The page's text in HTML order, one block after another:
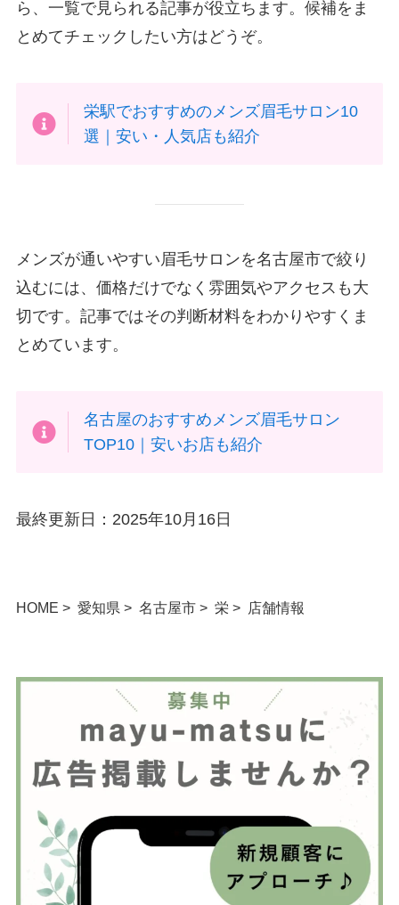
ら、一覧で見られる記事が役立ちます。候補をま
とめてチェックしたい方はどうぞ。
栄駅でおすすめのメンズ眉毛サロン10
選｜安い・人気店も紹介
メンズが通いやすい眉毛サロンを名古屋市で絞り
込むには、価格だけでなく雰囲気やアクセスも大
切です。記事ではその判断材料をわかりやすくま
とめています。
名古屋のおすすめメンズ眉毛サロン
TOP10｜安いお店も紹介
最終更新日：2025年10月16日
HOME 愛知県 名古屋市 栄 店舗情報